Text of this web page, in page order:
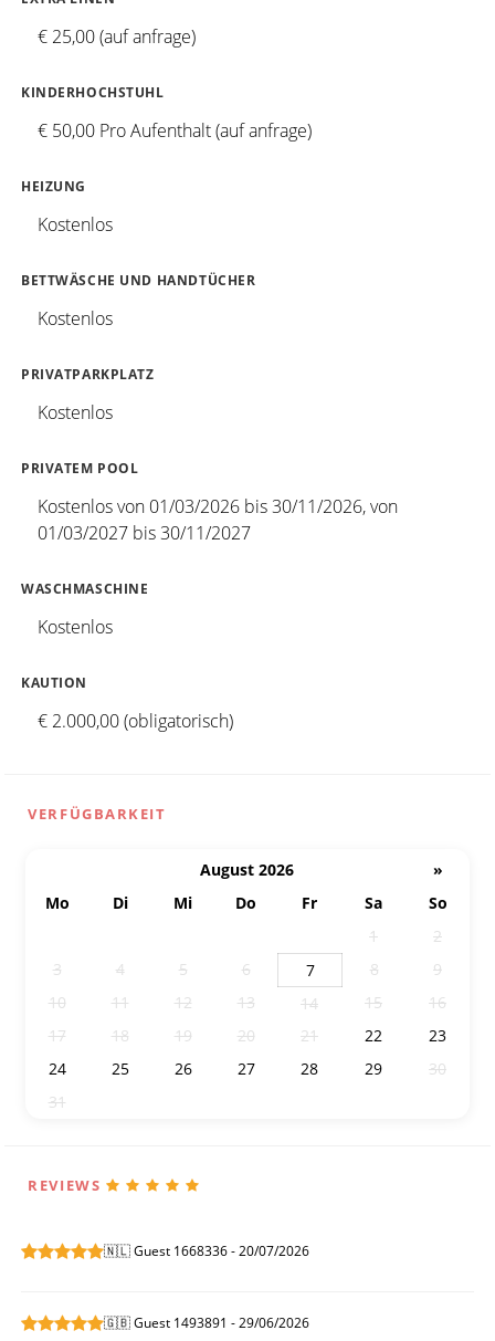
€ 25,00 (auf anfrage)
KINDERHOCHSTUHL
€ 50,00 Pro Aufenthalt (auf anfrage)
HEIZUNG
Kostenlos
BETTWÄSCHE UND HANDTÜCHER
Kostenlos
PRIVATPARKPLATZ
Kostenlos
PRIVATEM POOL
Kostenlos von 01/03/2026 bis 30/11/2026, von
01/03/2027 bis 30/11/2027
WASCHMASCHINE
Kostenlos
KAUTION
€ 2.000,00 (obligatorisch)
VERFÜGBARKEIT
August 2026
»
Mo
Di Mi Do Fr Sa
So
1
2
3
4 5 6 7 8
9
10
11 12 13 14 15
16
17
18 19 20 21 22
23
24
25 26 27 28 29
30
31
REVIEWS
🇳🇱 Guest 1668336 - 20/07/2026
🇬🇧 Guest 1493891 - 29/06/2026